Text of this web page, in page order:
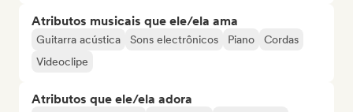
Atributos musicais que ele/ela ama
Guitarra acústica Sons electrônicos Piano
Cordas
Videoclipe
Atributos que ele/ela adora